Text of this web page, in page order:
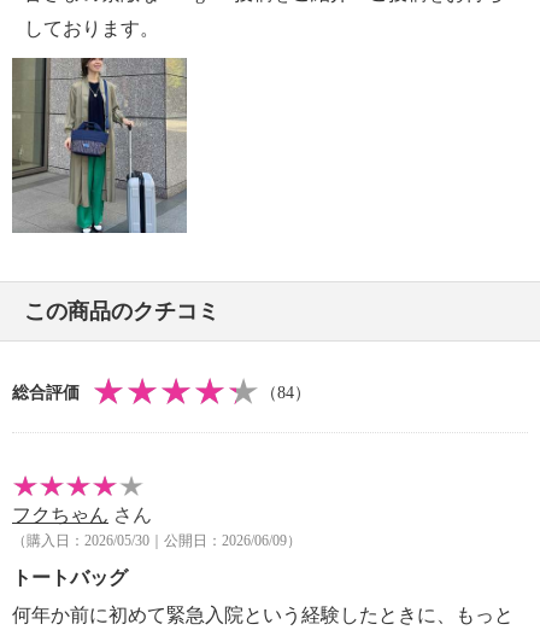
・内側：ポリエステル
・ハンドル：ポリエステル
【サイズ】
・約縦３０ｃｍ×最大横４５ｃｍ×マチ１８ｃｍ
・約開口部４４ｃｍ×底部４５ｃｍ
・ハンドル立ち上がり：約２２ｃｍ
・Ａ４サイズ可
＜折りたたみ時＞
【重さ】
・約３０５ｇ
【メンテナンス】
・長時間照射による変退色注意
・水や汗などによる色落ち、色移り注意
・摩擦による色落ち、色移り注意
【原産国（地）】
・中国製
＜ミニポーチ＞
【詳細】
しております。
この商品のクチコミ
総合評価 （84）
フクちゃん さん
（購入日：2026/05/30｜公開日：2026/06/09）
トートバッグ
何年か前に初めて緊急入院という経験したときに、もっと